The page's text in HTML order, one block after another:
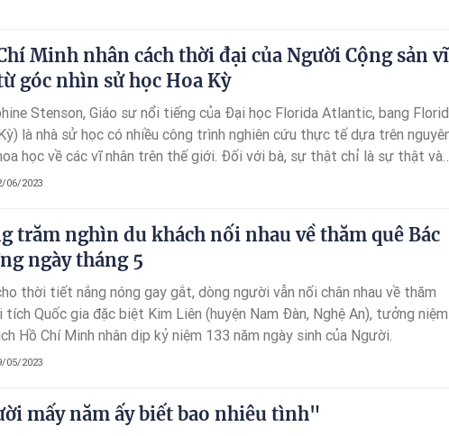
Minh nhân cách thời đại của Người Cộng sản vĩ
góc nhìn sử học Hoa Kỳ
Stenson, Giáo sư nổi tiếng của Đại học Florida Atlantic, bang Florid
là nhà sử học có nhiều công trình nghiên cứu thực tế dựa trên
học về các vĩ nhân trên thế giới. Đối với bà, sự thật chỉ là sự thật và
hề có sự đánh tráo bằng những lời đồn thổi. Những công trình nghiên
06/2023
trăm nghìn du khách nối nhau về thăm quê Bác
ngày tháng 5
thời tiết nắng nóng gay gắt, dòng người vẫn nối chân nhau về thăm
tích Quốc gia đặc biệt Kim Liên (huyện Nam Đàn, Nghệ An), tưởng niệm
Hồ Chí Minh nhân dịp kỷ niệm 133 năm ngày sinh của Người.
05/2023
mấy năm ấy biết bao nhiêu tình"